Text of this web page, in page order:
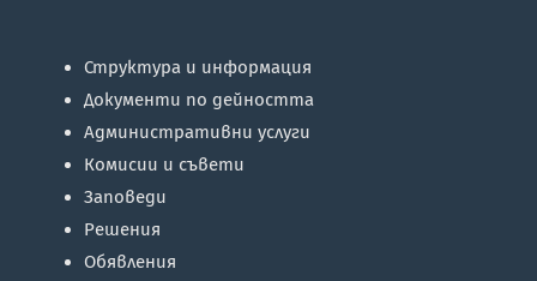
Структура и информация
Документи по дейността
Административни услуги
Комисии и съвети
Заповеди
Решения
Обявления